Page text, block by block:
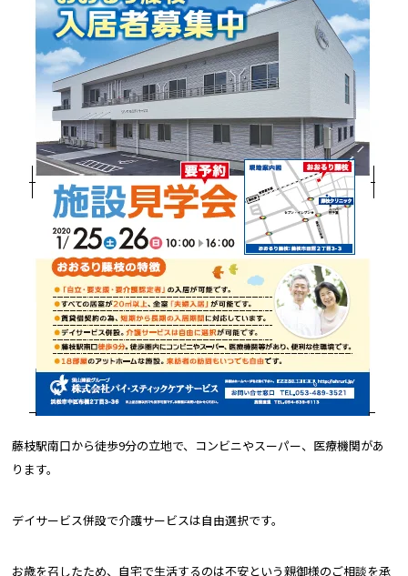
藤枝駅南口から徒歩9分の立地で、コンビニやスーパー、医療機関があ
ります。
デイサービス併設で介護サービスは自由選択です。
お歳を召したため、自宅で生活するのは不安という親御様のご相談を承